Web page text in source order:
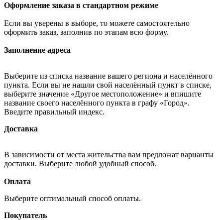
Оформление заказа в стандартном режиме
Если вы уверены в выборе, то можете самостоятельно
оформить заказ, заполнив по этапам всю форму.
Заполнение адреса
Выберите из списка название вашего региона и населённого
пункта. Если вы не нашли свой населённый пункт в списке,
выберите значение «Другое местоположение» и впишите
название своего населённого пункта в графу «Город».
Введите правильный индекс.
Доставка
В зависимости от места жительства вам предложат варианты
доставки. Выберите любой удобный способ.
Оплата
Выберите оптимальный способ оплаты.
Покупатель